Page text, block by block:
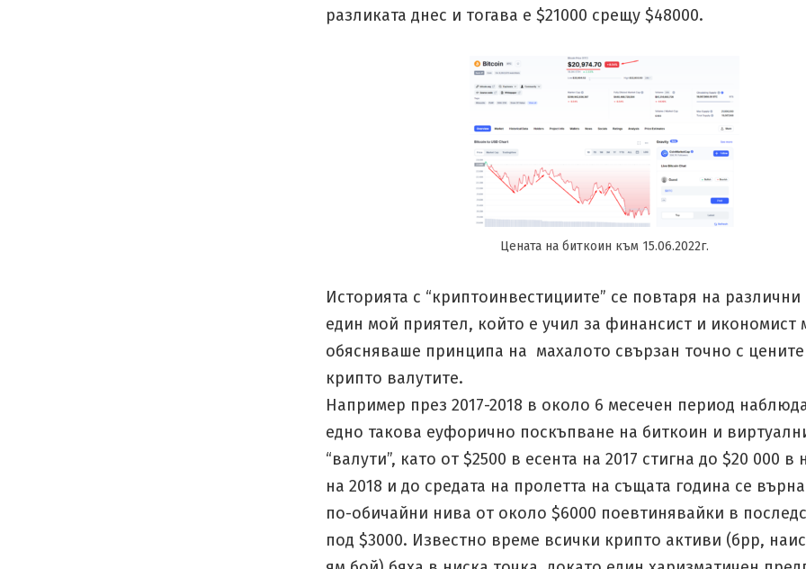
разликата днес и тогава е $21000 срещу $48000.
Цената на биткоин към 15.06.2022г.
Историята с “криптоинвестициите” се повтаря на
един мой приятел, който е учил за финансист и икономист
обясняваше принципа на махалото свързан точно с
крипто валутите.
Например през 2017-2018 в около 6 месечен период
едно такова еуфорично поскъпване на биткоин и
“валути”, като от $2500 в есента на 2017 стигна до $20 000 в
на 2018 и до средата на пролетта на същата година се
по-обичайни нива от около $6000 поевтинявайки в
под $3000. Известно време всички крипто активи (брр,